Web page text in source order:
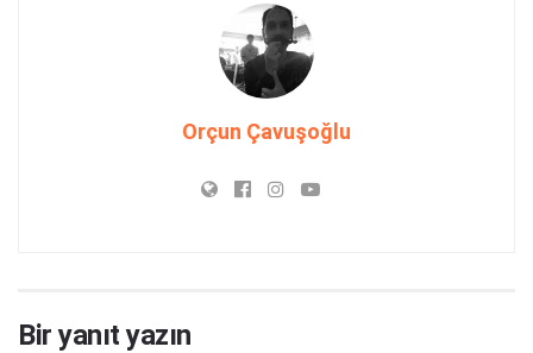
Orçun Çavuşoğlu
Bir yanıt yazın